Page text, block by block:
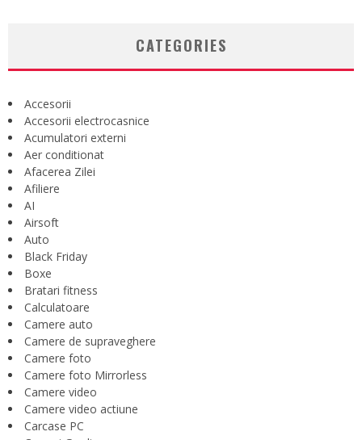
CATEGORIES
Accesorii
Accesorii electrocasnice
Acumulatori externi
Aer conditionat
Afacerea Zilei
Afiliere
AI
Airsoft
Auto
Black Friday
Boxe
Bratari fitness
Calculatoare
Camere auto
Camere de supraveghere
Camere foto
Camere foto Mirrorless
Camere video
Camere video actiune
Carcase PC